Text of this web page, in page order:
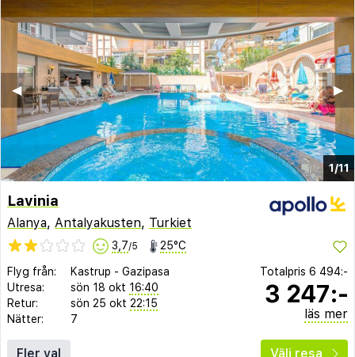
1/11
▶︎
◀︎
Lavinia
Alanya, Antalyakusten, Turkiet
3,7/5 25°C
Flyg från: Kastrup - Gazipasa
Utresa:
sön 18 okt 16:40
Retur:
sön 25 okt 22:15
Nätter:
7
Totalpris 6 494:-
3 247:-
läs mer
Fler val Välj resa